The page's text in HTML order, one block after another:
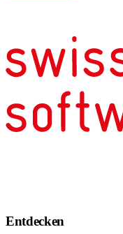
Entdecken